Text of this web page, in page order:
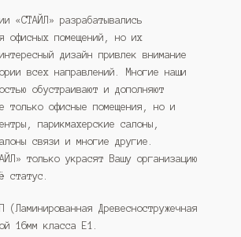
«СТАЙЛ» разрабатывались
офисных помещений, но их
дизайн привлек внимание
всех направлений. Многие наши
обустраивают и дополняют
только офисные помещения, но и
парикмахерские салоны,
связи и многие другие.
только украсят Вашу организацию
статус.
(Ламинированная Древесностружечная
16мм класса Е1.